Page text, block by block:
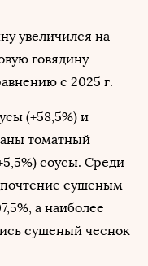
увеличился на
говядину
с 2025 г.
(+58,5%) и
томатный
соусы. Среди
сушеным
а наиболее
сушеный чеснок